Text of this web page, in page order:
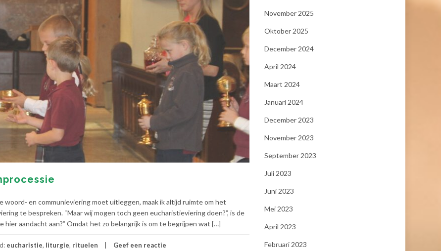
woord- en communieviering moet uitleggen, maak ik altijd ruimte om het
te bespreken. “Maar wij mogen toch geen eucharistieviering doen?”, is de
hier aandacht aan?” Omdat het zo belangrijk is om te begrijpen wat […]
eucharistie, liturgie, rituelen Geef een reactie
November 2025
Oktober 2025
December 2024
April 2024
Maart 2024
Januari 2024
December 2023
November 2023
September 2023
Juli 2023
Juni 2023
Mei 2023
April 2023
Februari 2023